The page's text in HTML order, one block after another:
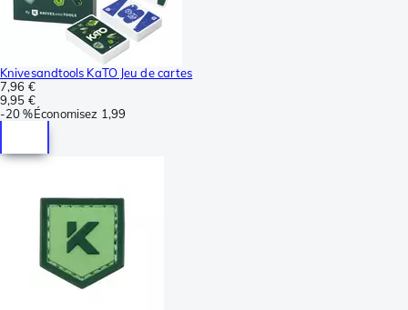
Knivesandtools KaTO Jeu de cartes
7,96 €
9,95 €
-20 %Économisez 1,99